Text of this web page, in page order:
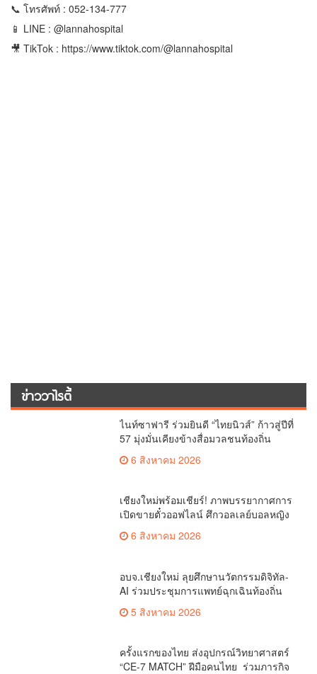
📞 โทรศัพท์ : 052-134-777
📱 LINE : @lannahospital
🎥 TikTok : https://www.tiktok.com/@lannahospital
ข่าววาไรตี้
ไนท์ซาฟารี ร่วมยินดี “ไทยนิวส์” ก้าวสู่ปีที่
57 มุ่งมั่นเคียงข้างสื่อมวลชนท้องถิ่น
6 สิงหาคม 2026
เชียงใหม่พร้อมเชียร์! ภาพบรรยากาศการ
เปิดขายตั๋วออฟไลน์ ศึกวอลเลย์บอลหญิง
‘BYD DMI 6th SEA V Cup’ 6 ส.ค. นี้ รวม
6,000 ใบ
6 สิงหาคม 2026
อบจ.เชียงใหม่ ลุยศึกษานวัตกรรมดิจิทัล-
AI ร่วมประชุมการแพทย์ฉุกเฉินท้องถิ่น
เอราวัณสู่มาตรฐานสากล
5 สิงหาคม 2026
ครั้งแรกของไทย ส่งอุปกรณ์วิทยาศาสตร์
“CE-7 MATCH” ฝีมือคนไทย ร่วมภารกิจ